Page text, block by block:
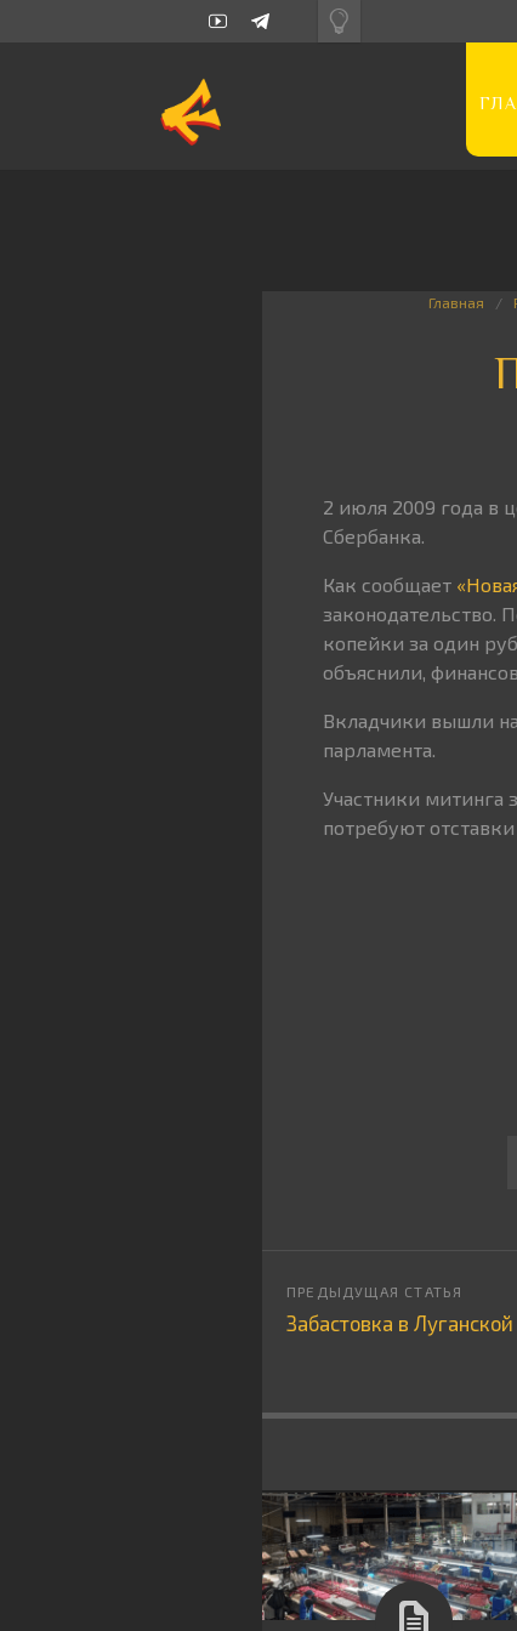
Главная
2 июля 2009 года в
Сбербанка.
Как сообщает
законодательство.
копейки за один
объяснили,
Вкладчики вышли
парламента.
Участники митинга
потребуют
Забастовка в